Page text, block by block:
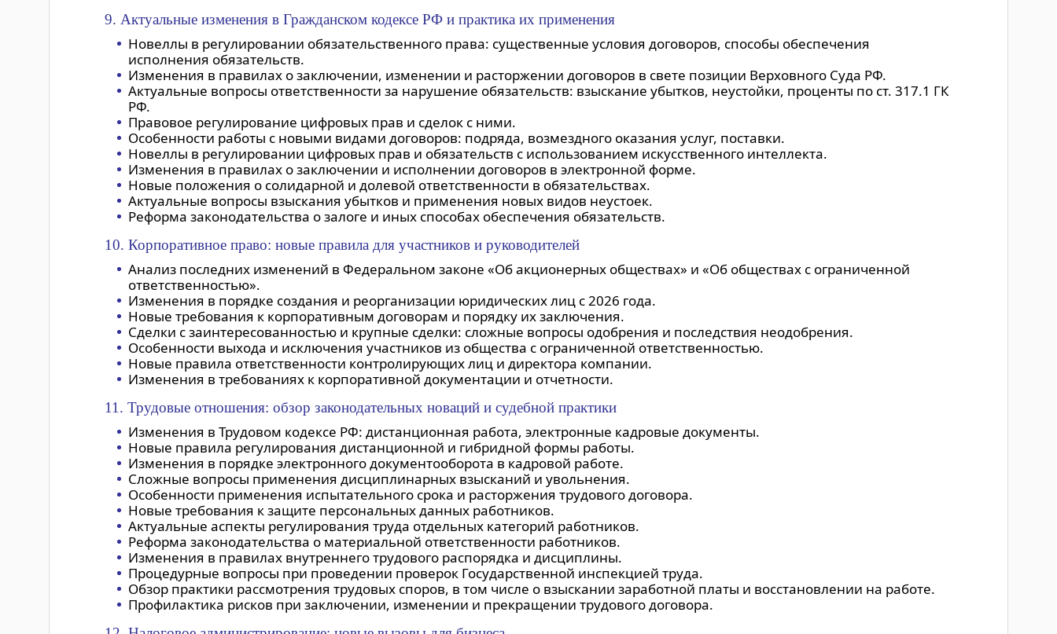
9. Актуальные изменения в Гражданском кодексе РФ и практика их применения
Новеллы в регулировании обязательственного права: существенные условия договоров, способы обеспечения
исполнения обязательств.
Изменения в правилах о заключении, изменении и расторжении договоров в свете позиции Верховного Суда РФ.
Актуальные вопросы ответственности за нарушение обязательств: взыскание убытков, неустойки, проценты по ст. 317.1 ГК
РФ.
Правовое регулирование цифровых прав и сделок с ними.
Особенности работы с новыми видами договоров: подряда, возмездного оказания услуг, поставки.
Новеллы в регулировании цифровых прав и обязательств с использованием искусственного интеллекта.
Изменения в правилах о заключении и исполнении договоров в электронной форме.
Новые положения о солидарной и долевой ответственности в обязательствах.
Актуальные вопросы взыскания убытков и применения новых видов неустоек.
Реформа законодательства о залоге и иных способах обеспечения обязательств.
10. Корпоративное право: новые правила для участников и руководителей
Анализ последних изменений в Федеральном законе «Об акционерных обществах» и «Об обществах с ограниченной
ответственностью».
Изменения в порядке создания и реорганизации юридических лиц с 2026 года.
Новые требования к корпоративным договорам и порядку их заключения.
Сделки с заинтересованностью и крупные сделки: сложные вопросы одобрения и последствия неодобрения.
Особенности выхода и исключения участников из общества с ограниченной ответственностью.
Новые правила ответственности контролирующих лиц и директора компании.
Изменения в требованиях к корпоративной документации и отчетности.
11. Трудовые отношения: обзор законодательных новаций и судебной практики
Изменения в Трудовом кодексе РФ: дистанционная работа, электронные кадровые документы.
Новые правила регулирования дистанционной и гибридной формы работы.
Изменения в порядке электронного документооборота в кадровой работе.
Сложные вопросы применения дисциплинарных взысканий и увольнения.
Особенности применения испытательного срока и расторжения трудового договора.
Новые требования к защите персональных данных работников.
Актуальные аспекты регулирования труда отдельных категорий работников.
Реформа законодательства о материальной ответственности работников.
Изменения в правилах внутреннего трудового распорядка и дисциплины.
Процедурные вопросы при проведении проверок Государственной инспекцией труда.
Обзор практики рассмотрения трудовых споров, в том числе о взыскании заработной платы и восстановлении на работе.
Профилактика рисков при заключении, изменении и прекращении трудового договора.